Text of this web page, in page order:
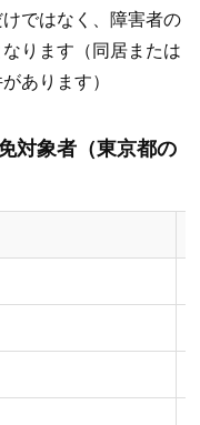
ではなく、障害者の
ります（同居または
あります）
対象者（東京都の